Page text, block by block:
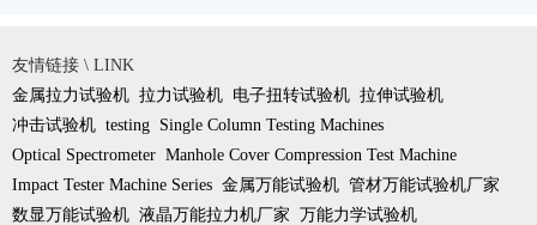
友情链接 \ LINK
金属拉力试验机 拉力试验机 电子扭转试验机 拉伸试验机
冲击试验机 testing Single Column Testing Machines
Optical Spectrometer Manhole Cover Compression Test Machine
Impact Tester Machine Series 金属万能试验机 管材万能试验机厂家
数显万能试验机 液晶万能拉力机厂家 万能力学试验机